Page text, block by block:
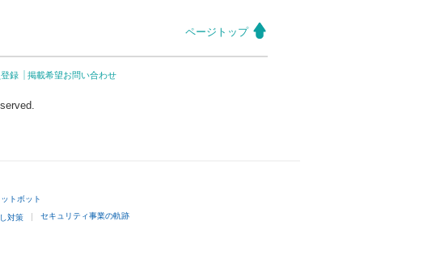
ページトップ
録 掲載希望お問い合わせ
トボット
対策 セキュリティ事業の軌跡